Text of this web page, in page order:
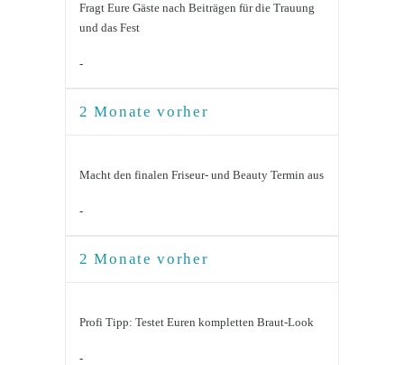
Fragt Eure Gäste nach Beiträgen für die Trauung
und das Fest
-
2 Monate vorher
Macht den finalen Friseur- und Beauty Termin aus
-
2 Monate vorher
Profi Tipp: Testet Euren kompletten Braut-Look
-